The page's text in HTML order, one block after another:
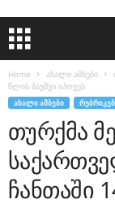
Home ახალი ამბები
წლის ბავშვი იპოვეს
ᲐᲮᲐᲚᲘ ᲐᲛᲑᲔᲑᲘ
თურქმა
ჩანთაში